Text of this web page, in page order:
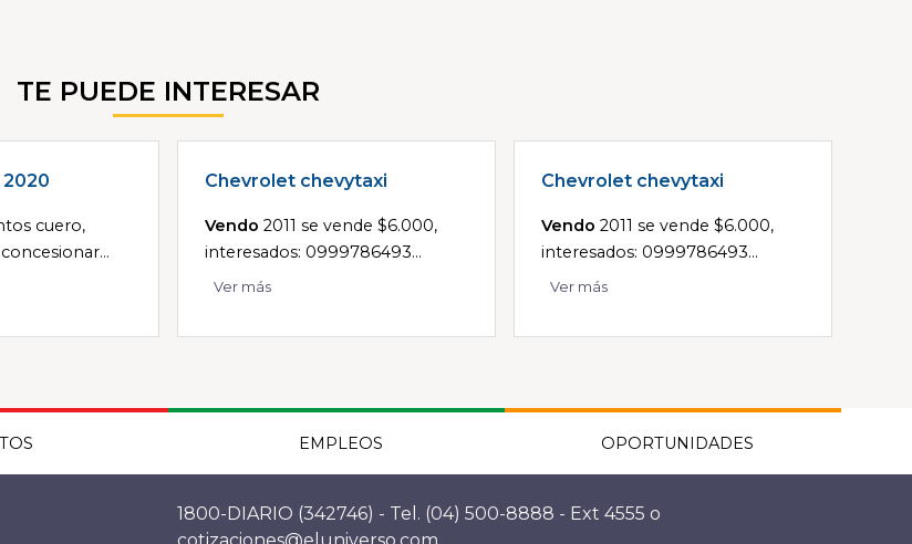
TE PUEDE INTERESAR
cuero,
Chevrolet chevytaxi
Vendo 2011 se vende $6.000,
interesados: 0999786493...
Ver más
Chevrolet chevytaxi
Vendo 2011 se vende $6.000,
interesados: 0999786493...
Ver más
EMPLEOS OPORTUNIDADES
1800-DIARIO (342746) - Tel. (04) 500-8888 - Ext 4555 o
cotizaciones@eluniverso.com